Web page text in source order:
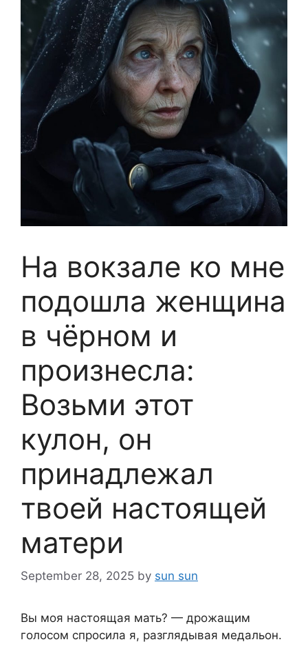
На вокзале ко мне
подошла женщина
в чёрном и
произнесла:
Возьми этот
кулон, он
принадлежал
твоей настоящей
матери
September 28, 2025 by sun sun
Вы моя настоящая мать? — дрожащим
голосом спросила я, разглядывая медальон.